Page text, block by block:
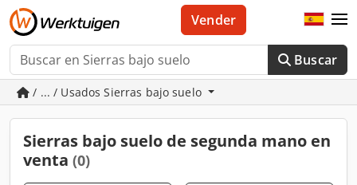
Buscar
Vender
/ ... / Usados Sierras bajo suelo
Sierras bajo suelo de segunda mano en
venta (0)